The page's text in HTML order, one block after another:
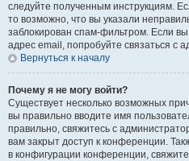
следуйте полученным инструкциям.
то возможно, что вы указали
заблокирован спам-фильтром. Если
адрес email, попробуйте связаться с
Вернуться к началу
Почему я не могу войти?
Существует несколько возможных
вы правильно вводите имя
правильно, свяжитесь с
вам закрыт доступ к конференции.
в конфигурации конференции,